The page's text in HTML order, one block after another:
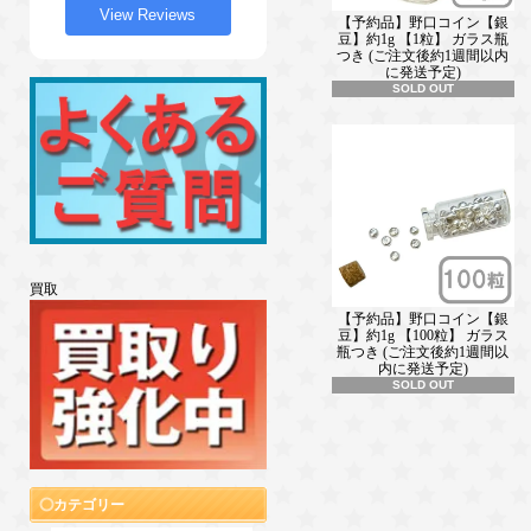
View Reviews
買取
カテゴリー
【予約品】野口コイン【銀
豆】約1g 【1粒】 ガラス瓶
つき (ご注文後約1週間以内
に発送予定)
SOLD OUT
【予約品】野口コイン【銀
豆】約1g 【100粒】 ガラス
瓶つき (ご注文後約1週間以
内に発送予定)
SOLD OUT